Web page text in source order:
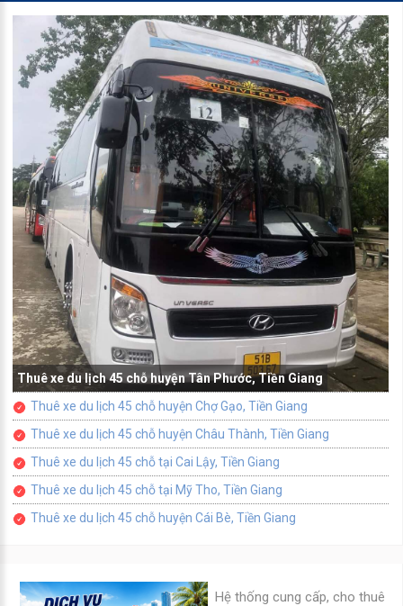
Thuê xe du lịch 45 chỗ huyện Tân Phước, Tiền Giang
Thuê xe du lịch 45 chỗ huyện Chợ Gạo, Tiền Giang
Thuê xe du lịch 45 chỗ huyện Châu Thành, Tiền Giang
Thuê xe du lịch 45 chỗ tại Cai Lậy, Tiền Giang
Thuê xe du lịch 45 chỗ tại Mỹ Tho, Tiền Giang
Thuê xe du lịch 45 chỗ huyện Cái Bè, Tiền Giang
Hệ thống cung cấp, cho thuê